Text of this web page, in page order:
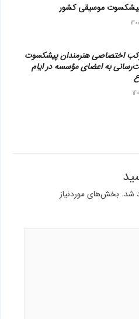
موسیقی کشور
اختصاصی هنرمندان پیشکسوت
به اعضای مؤسسه در ایام
شد. بخش‌های موردنیاز